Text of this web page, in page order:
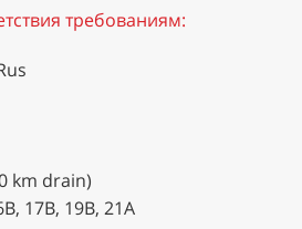
требованиям:
km drain)
17B, 19B, 21A